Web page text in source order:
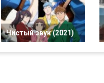
Чистый звук (2021)